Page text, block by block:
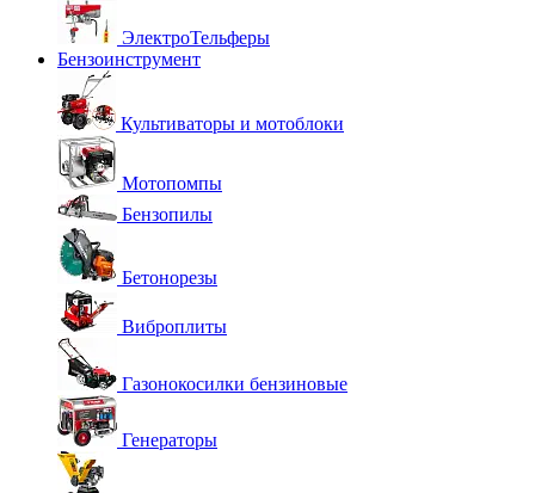
ЭлектроТельферы
Бензоинструмент
Культиваторы и мотоблоки
Мотопомпы
Бензопилы
Бетонорезы
Виброплиты
Газонокосилки бензиновые
Генераторы